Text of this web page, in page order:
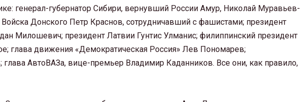
генерал-губернатор Сибири, вернувший России Амур, Николай Муравьев-
Донского Петр Краснов, сотрудничавший с фашистами; президент
Милошевич; президент Латвии Гунтис Улманис; филиппинский президент
глава движения «Демократическая Россия» Лев Пономарев;
глава АвтоВАЗа, вице-премьер Владимир Каданников. Все они, как правило,